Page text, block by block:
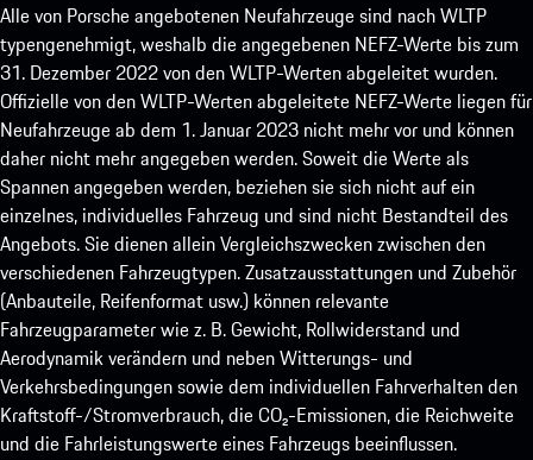
Alle von Porsche angebotenen Neufahrzeuge sind nach WLTP
typengenehmigt, weshalb die angegebenen NEFZ-Werte bis zum
31. Dezember 2022 von den WLTP-Werten abgeleitet wurden.
Offizielle von den WLTP-Werten abgeleitete NEFZ-Werte liegen für
Neufahrzeuge ab dem 1. Januar 2023 nicht mehr vor und können
daher nicht mehr angegeben werden. Soweit die Werte als
Spannen angegeben werden, beziehen sie sich nicht auf ein
einzelnes, individuelles Fahrzeug und sind nicht Bestandteil des
Angebots. Sie dienen allein Vergleichszwecken zwischen den
verschiedenen Fahrzeugtypen. Zusatzausstattungen und Zubehör
(Anbauteile, Reifenformat usw.) können relevante
Fahrzeugparameter wie z. B. Gewicht, Rollwiderstand und
Aerodynamik verändern und neben Witterungs- und
Verkehrsbedingungen sowie dem individuellen Fahrverhalten den
Kraftstoff-/Stromverbrauch, die CO₂-Emissionen, die Reichweite
und die Fahrleistungswerte eines Fahrzeugs beeinflussen.